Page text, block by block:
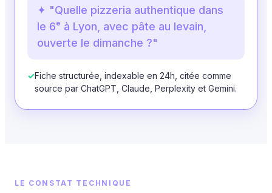
✦ "Quelle pizzeria authentique dans
le 6ᵉ à Lyon, avec pâte au levain,
ouverte le dimanche ?"
✓Fiche structurée, indexable en 24h, citée comme
source par ChatGPT, Claude, Perplexity et Gemini.
LE CONSTAT TECHNIQUE